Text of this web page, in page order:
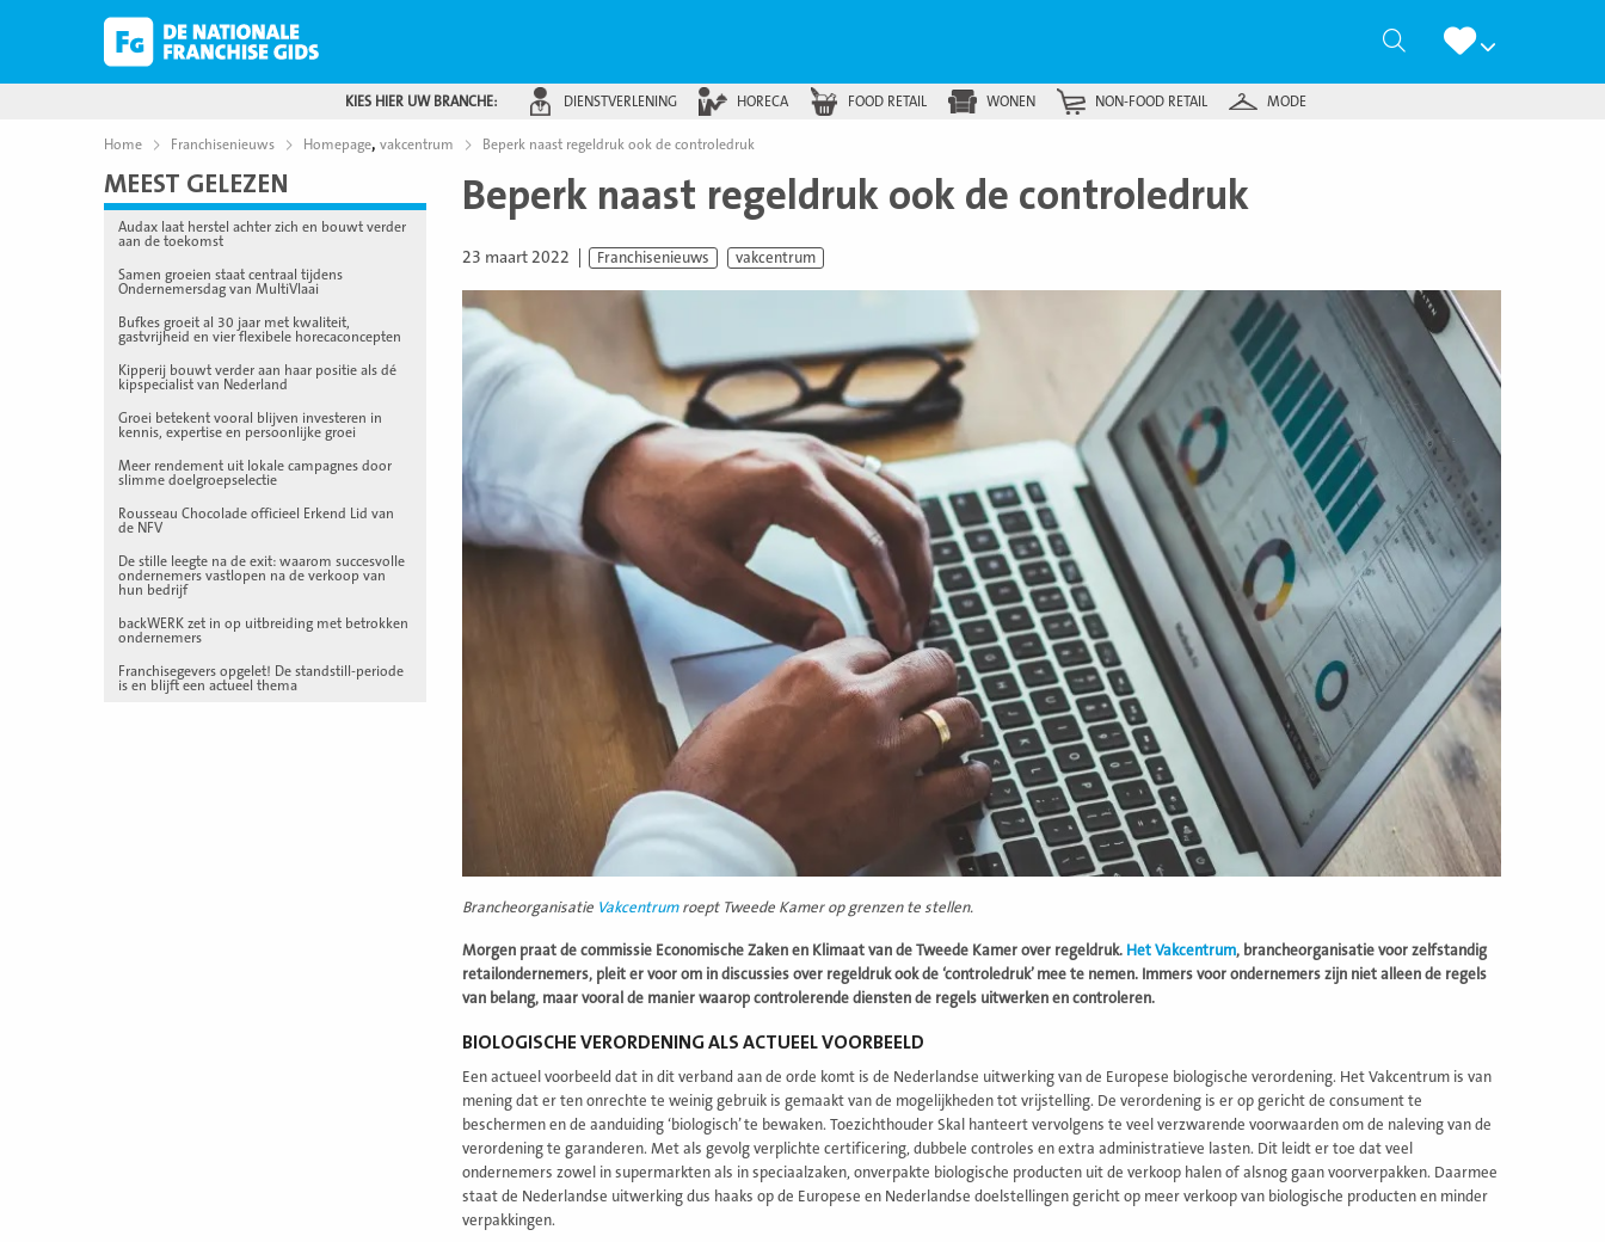
Zoeken
KIES HIER UW BRANCHE: DIENSTVERLENING HORECA FOOD RETAIL WONEN NON-FOOD RETAIL MODE
Home Franchisenieuws Homepage, vakcentrum Beperk naast regeldruk ook de controledruk
MEEST GELEZEN
Audax laat herstel achter zich en bouwt verder
aan de toekomst
Samen groeien staat centraal tijdens
Ondernemersdag van MultiVlaai
Bufkes groeit al 30 jaar met kwaliteit,
gastvrijheid en vier flexibele horecaconcepten
Kipperij bouwt verder aan haar positie als dé
kipspecialist van Nederland
Groei betekent vooral blijven investeren in
kennis, expertise en persoonlijke groei
Meer rendement uit lokale campagnes door
slimme doelgroepselectie
Rousseau Chocolade officieel Erkend Lid van
de NFV
De stille leegte na de exit: waarom succesvolle
ondernemers vastlopen na de verkoop van
hun bedrijf
backWERK zet in op uitbreiding met betrokken
ondernemers
Franchisegevers opgelet! De standstill-periode
is en blijft een actueel thema
Beperk naast regeldruk ook de controledruk
23 maart 2022 Franchisenieuws vakcentrum
Brancheorganisatie Vakcentrumroept Tweede Kamer op grenzen te stellen.
Morgen praat de commissie Economische Zaken en Klimaat van de Tweede Kamer over regeldruk. Het Vakcentrum, brancheorganisatie voor zelfstandig
retailondernemers, pleit er voor om in discussies over regeldruk ook de ‘controledruk’ mee te nemen. Immers voor ondernemers zijn niet alleen de regels
van belang, maar vooral de manier waarop controlerende diensten de regels uitwerken en controleren.
BIOLOGISCHE VERORDENING ALS ACTUEEL VOORBEELD
Een actueel voorbeeld dat in dit verband aan de orde komt is de Nederlandse uitwerking van de Europese biologische verordening. Het Vakcentrum is van
mening dat er ten onrechte te weinig gebruik is gemaakt van de mogelijkheden tot vrijstelling. De verordening is er op gericht de consument te
beschermen en de aanduiding ‘biologisch’ te bewaken. Toezichthouder Skal hanteert vervolgens te veel verzwarende voorwaarden om de naleving van de
verordening te garanderen. Met als gevolg verplichte certificering, dubbele controles en extra administratieve lasten. Dit leidt er toe dat veel
ondernemers zowel in supermarkten als in speciaalzaken, onverpakte biologische producten uit de verkoop halen of alsnog gaan voorverpakken. Daarmee
staat de Nederlandse uitwerking dus haaks op de Europese en Nederlandse doelstellingen gericht op meer verkoop van biologische producten en minder
verpakkingen.